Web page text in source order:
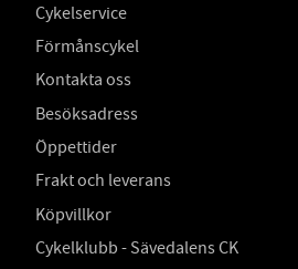
Cykelservice
Förmånscykel
Kontakta oss
Besöksadress
Öppettider
Frakt och leverans
Köpvillkor
Cykelklubb - Sävedalens CK